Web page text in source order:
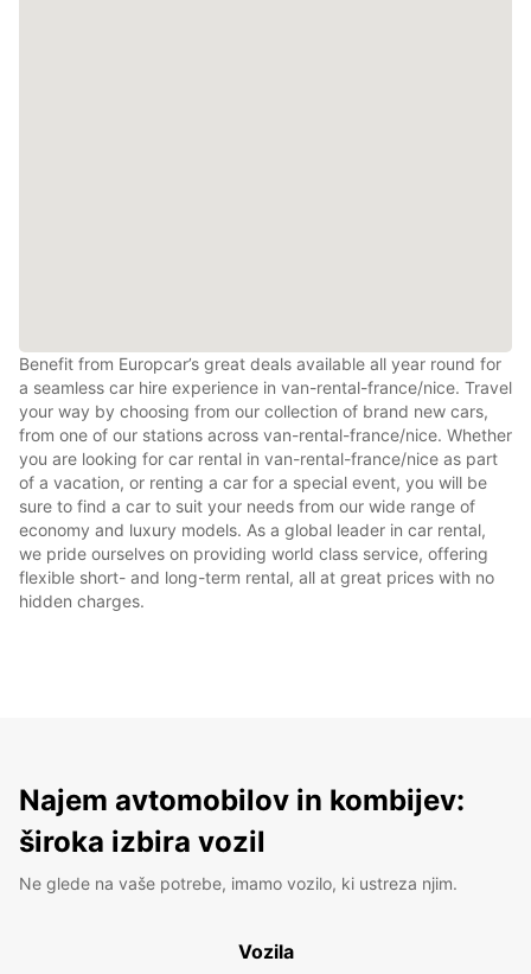
Benefit from Europcar’s great deals available all year round for
a seamless car hire experience in van-rental-france/nice. Travel
your way by choosing from our collection of brand new cars,
from one of our stations across van-rental-france/nice. Whether
you are looking for car rental in van-rental-france/nice as part
of a vacation, or renting a car for a special event, you will be
sure to find a car to suit your needs from our wide range of
economy and luxury models. As a global leader in car rental,
we pride ourselves on providing world class service, offering
flexible short- and long-term rental, all at great prices with no
hidden charges.
Najem avtomobilov in kombijev:
široka izbira vozil
Ne glede na vaše potrebe, imamo vozilo, ki ustreza njim.
Vozila